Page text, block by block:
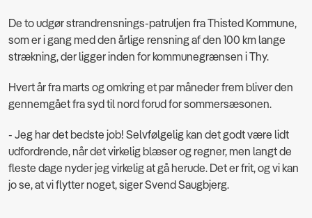
De to udgør strandrensnings-patruljen fra Thisted Kommune,
som er i gang med den årlige rensning af den 100 km lange
strækning, der ligger inden for kommunegrænsen i Thy.
Hvert år fra marts og omkring et par måneder frem bliver den
gennemgået fra syd til nord forud for sommersæsonen.
- Jeg har det bedste job! Selvfølgelig kan det godt være lidt
udfordrende, når det virkelig blæser og regner, men langt de
fleste dage nyder jeg virkelig at gå herude. Det er frit, og vi kan
jo se, at vi flytter noget, siger Svend Saugbjerg.